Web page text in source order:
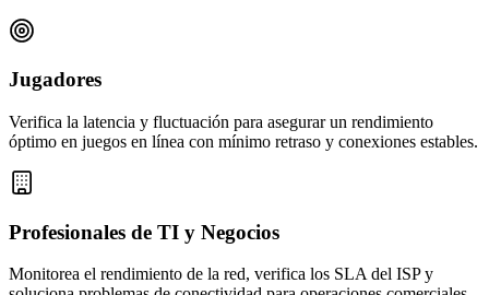
Jugadores
Verifica la latencia y fluctuación para asegurar un rendimiento
óptimo en juegos en línea con mínimo retraso y conexiones estables.
Profesionales de TI y Negocios
Monitorea el rendimiento de la red, verifica los SLA del ISP y